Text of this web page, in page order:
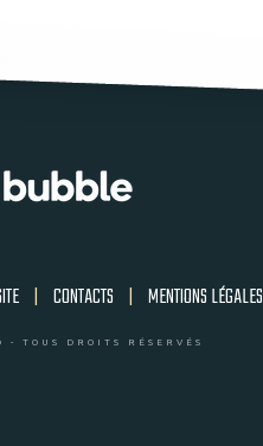
| CONTACTS | MENTIONS LÉGALES
TOUS DROITS RÉSERVÉS